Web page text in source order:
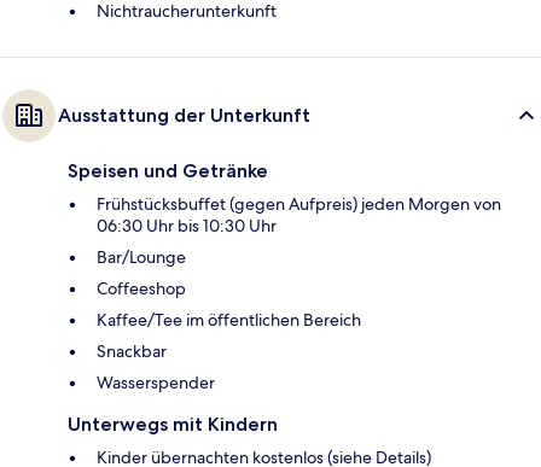
Nichtraucherunterkunft
Ausstattung der Unterkunft
Speisen und Getränke
Frühstücksbuffet (gegen Aufpreis) jeden Morgen von
06:30 Uhr bis 10:30 Uhr
Bar/Lounge
Coffeeshop
Kaffee/Tee im öffentlichen Bereich
Snackbar
Wasserspender
Unterwegs mit Kindern
Kinder übernachten kostenlos (siehe Details)